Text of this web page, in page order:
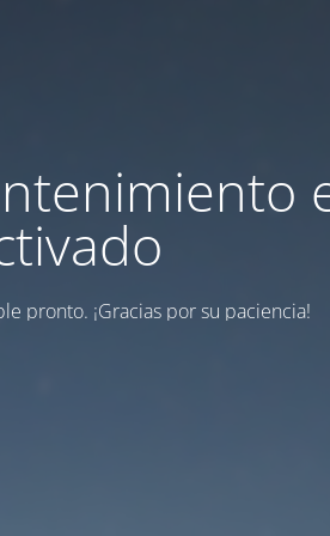
pronto. ¡Gracias por su paciencia!